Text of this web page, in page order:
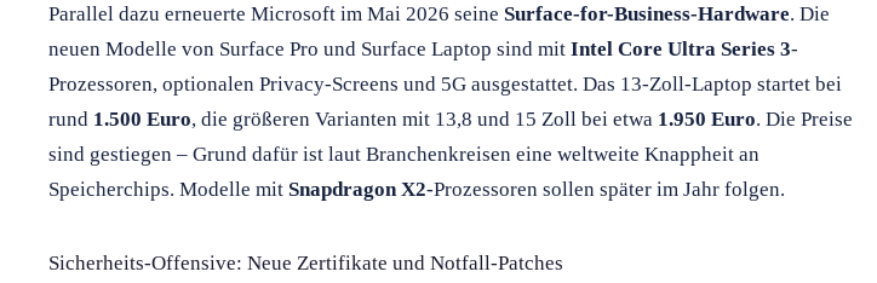
Parallel dazu erneuerte Microsoft im Mai 2026 seine Surface-for-Business-Hardware. Die
neuen Modelle von Surface Pro und Surface Laptop sind mit Intel Core Ultra Series 3-
Prozessoren, optionalen Privacy-Screens und 5G ausgestattet. Das 13-Zoll-Laptop startet bei
rund 1.500 Euro, die größeren Varianten mit 13,8 und 15 Zoll bei etwa 1.950 Euro. Die Preise
sind gestiegen – Grund dafür ist laut Branchenkreisen eine weltweite Knappheit an
Speicherchips. Modelle mit Snapdragon X2-Prozessoren sollen später im Jahr folgen.
Sicherheits-Offensive: Neue Zertifikate und Notfall-Patches